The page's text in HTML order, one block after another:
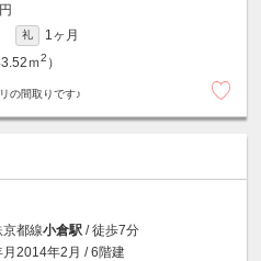
礼
1ヶ月
ｍ2 ）
の間取りです♪
京都線小倉駅/ 徒歩7分
月2014年2月 / 6階建